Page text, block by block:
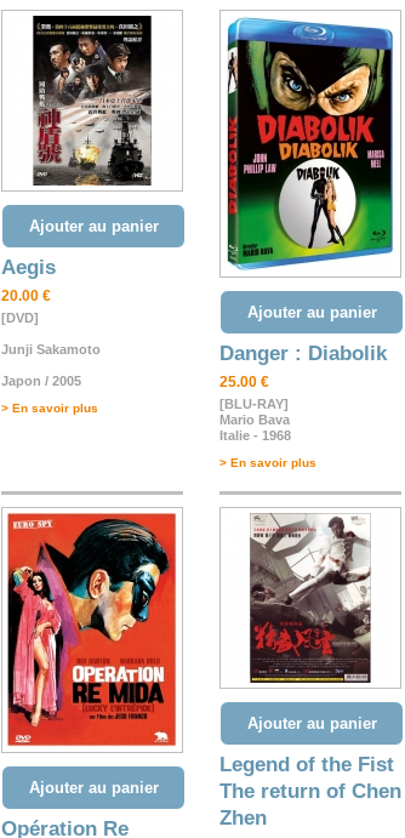
Ajouter au panier
Aegis
20.00 €
[DVD]
Junji Sakamoto
Japon / 2005
> En savoir plus
Ajouter au panier
Danger : Diabolik
25.00 €
[BLU-RAY]
Mario Bava
Italie - 1968
> En savoir plus
Ajouter au panier
Opération Re
Ajouter au panier
Legend of the Fist
The return of Chen
Zhen